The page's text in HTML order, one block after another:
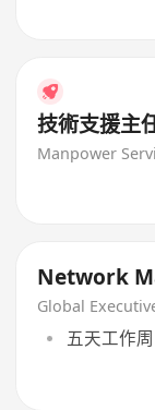
技術支援主
Manpower
Network
Global
五天工作周